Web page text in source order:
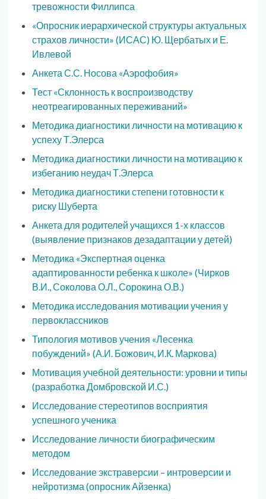
тревожности Филлипса
«Опросник иерархической структуры актуальных
страхов личности» (ИСАС) Ю. Щербатых и Е.
Ивлевой
Анкета С.С. Носова «Аэрофобия»
Тест «Склонность к воспроизводству
неотреагированных переживаний»
Методика диагностики личности на мотивацию к
успеху Т.Элерса
Методика диагностики личности на мотивацию к
избеганию неудач Т.Элерса
Методика диагностики степени готовности к
риску Шуберта
Анкета для родителей учащихся 1-х классов
(выявление признаков дезадаптации у детей)
Методика «Экспертная оценка
адаптированности ребенка к школе» (Чирков
В.И., Соколова О.Л., Сорокина О.В.)
Методика исследования мотивации учения у
первоклассников
Типология мотивов учения «Лесенка
побуждений» (А.И. Божович, И.К. Маркова)
Мотивация учебной деятельности: уровни и типы
(разработка Домбровской И.С.)
Исследование стереотипов восприятия
успешного ученика
Исследование личности биографическим
методом
Исследование экстраверсии – интроверсии и
нейротизма (опросник Айзенка)